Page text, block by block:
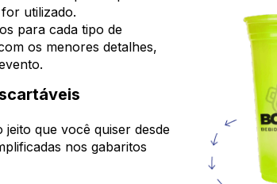
utilizado.
para cada tipo de
os menores detalhes,
que você quiser desde
nos gabaritos